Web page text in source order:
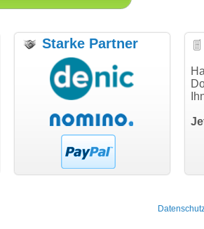
"Ich bin dankbar, meine
Wunschdomain gefunden zu
haben. Die Domain passt für
hundertprozentig."
Janina Köck
Leben im Einklang
leben-im-einklang.de
"Super
Starke Partner